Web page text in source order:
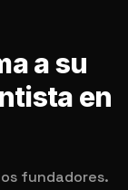
a su
en
fundadores.